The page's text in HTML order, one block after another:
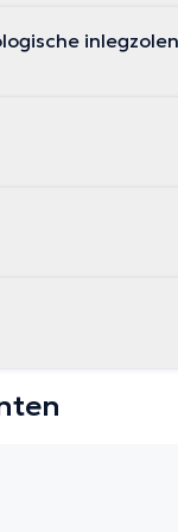
inlegzolen